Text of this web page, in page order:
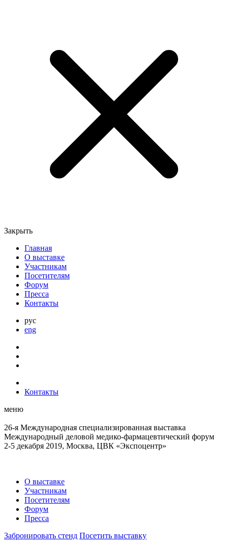
Закрыть
Главная
О выставке
Участникам
Посетителям
Форум
Пресса
Контакты
рус
eng
Контакты
меню
26-я Международная специализированная выставка
Международный деловой медико-фармацевтический форум
2-5 декабря 2019, Москва, ЦВК «Экспоцентр»
О выставке
Участникам
Посетителям
Форум
Пресса
Забронировать стенд Посетить выставку